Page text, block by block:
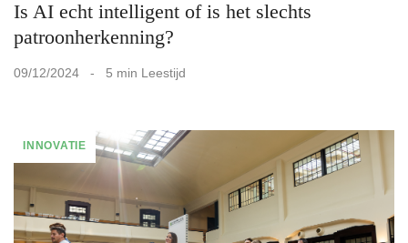
Is AI echt intelligent of is het slechts
patroonherkenning?
09/12/2024 - 5 min Leestijd
INNOVATIE